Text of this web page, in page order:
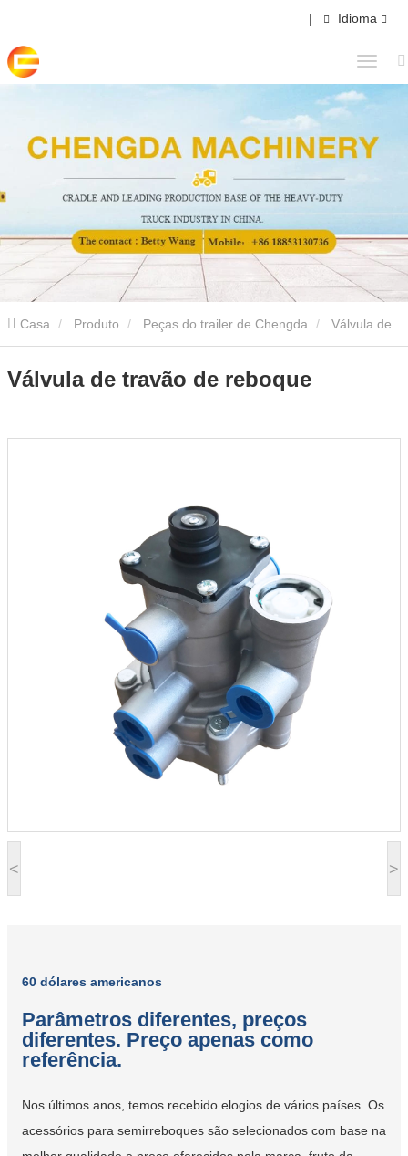
| Idioma
Casa Produto Peças do trailer de Chengda
travão de reboque
< >
Válvula de travão de reboque
60 dólares americanos
Parâmetros diferentes, preços
diferentes. Preço apenas como
referência.
Nos últimos anos, temos recebido elogios de vários países. Os
acessórios para semirreboques são selecionados com base na